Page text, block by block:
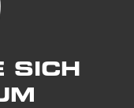
SICH